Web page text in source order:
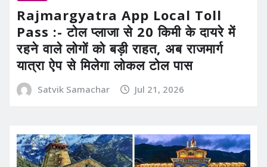
Rajmargyatra App Local Toll
Pass :- टोल प्लाजा से 20 किमी के दायरे में
रहने वाले लोगों को बड़ी राहत, अब राजमार्ग
यात्रा ऐप से मिलेगा लोकल टोल पास
Satvik Samachar Jul 21, 2026